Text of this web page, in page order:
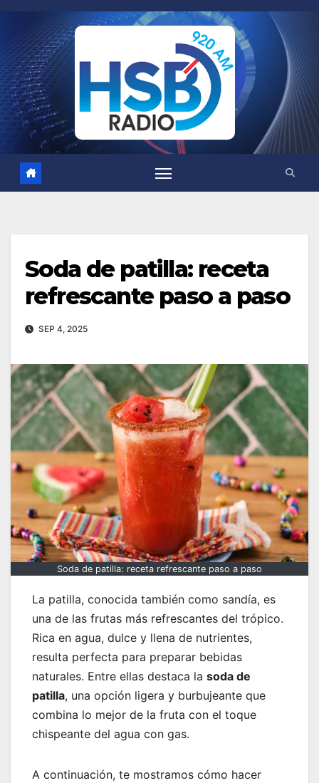
contenido
Soda de patilla: receta
refrescante paso a paso
SEP 4, 2025
Soda de patilla: receta refrescante paso a paso
La patilla, conocida también como sandía, es
una de las frutas más refrescantes del trópico.
Rica en agua, dulce y llena de nutrientes,
resulta perfecta para preparar bebidas
naturales. Entre ellas destaca la soda de
patilla, una opción ligera y burbujeante que
combina lo mejor de la fruta con el toque
chispeante del agua con gas.
A continuación, te mostramos cómo hacer